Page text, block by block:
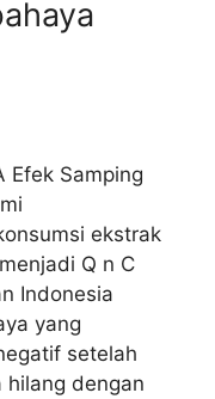
Efek Samping
ekstrak
Q n C
Indonesia
yang
setelah
hilang dengan